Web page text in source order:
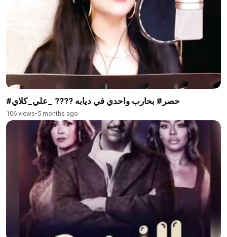
#حصر# بحارب واحدي في ديابه ???? _علي_كلاي
106 views•5 months ago